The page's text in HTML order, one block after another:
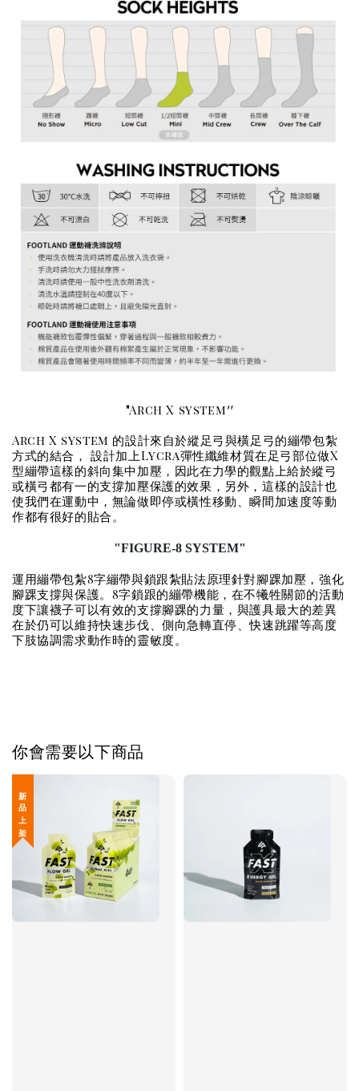
"Arch X system"
Arch X system 的設計來自於縱足弓與橫足弓的繃帶包紮
方式的結合， 設計加上Lycra彈性纖維材質在足弓部位做X
型繃帶這樣的斜向集中加壓，因此在力學的觀點上給於縱弓
或橫弓都有一的支撐加壓保護的效果，另外，這樣的設計也
使我們在運動中，無論做即停或橫性移動、瞬間加速度等動
作都有很好的貼合。
"FIGURE-8 SYSTEM"
運用繃帶包紮8字繃帶與鎖跟紮貼法原理針對腳踝加壓，強化
腳踝支撐與保護。8字鎖跟的繃帶機能，在不犧牲關節的活動
度下讓襪子可以有效的支撐腳踝的力量，與護具最大的差異
在於仍可以維持快速步伐、側向急轉直停、快速跳躍等高度
下肢協調需求動作時的靈敏度。
你會需要以下商品
新 品 上 架